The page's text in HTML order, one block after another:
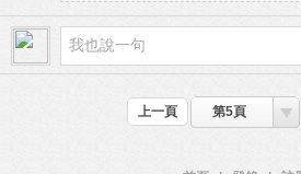
上一頁 第5頁